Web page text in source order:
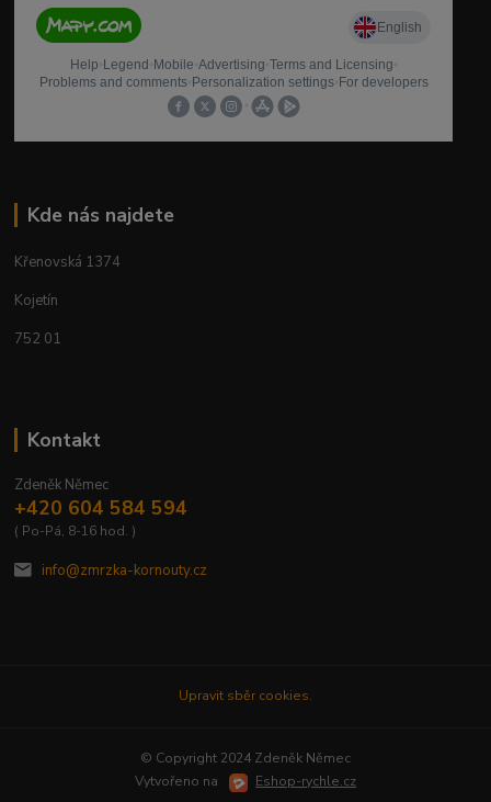
Kde nás najdete
Křenovská 1374
Kojetín
752 01
Kontakt
Zdeněk Němec
+420 604 584 594
( Po-Pá, 8-16 hod. )
info@zmrzka-kornouty.cz
Upravit sběr cookies.
© Copyright 2024 Zdeněk Němec
Vytvořeno na
Eshop-rychle.cz